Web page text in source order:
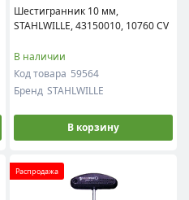
Шестигранник 10 мм,
STAHLWILLE, 43150010, 10760 CV
В наличии
Код товара 59564
Бренд STAHLWILLE
В корзину
Распродажа